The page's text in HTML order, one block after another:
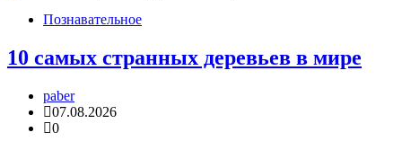
Познавательное
10 самых странных деревьев в мире
paber
07.08.2026
0